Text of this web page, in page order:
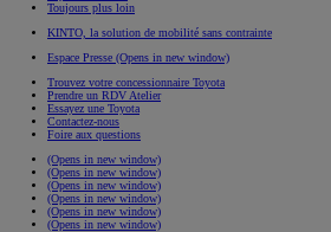
Toujours plus loin
KINTO, la solution de mobilité sans contrainte
Espace Presse (Opens in new window)
Trouvez votre concessionnaire Toyota
Prendre un RDV Atelier
Essayez une Toyota
Contactez-nous
Foire aux questions
(Opens in new window)
(Opens in new window)
(Opens in new window)
(Opens in new window)
(Opens in new window)
(Opens in new window)